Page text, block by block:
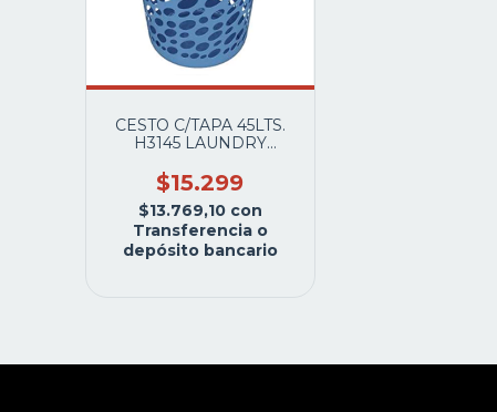
CESTO C/TAPA 45LTS.
H3145 LAUNDRY
$15.299
$13.769,10 con
Transferencia o
depósito bancario